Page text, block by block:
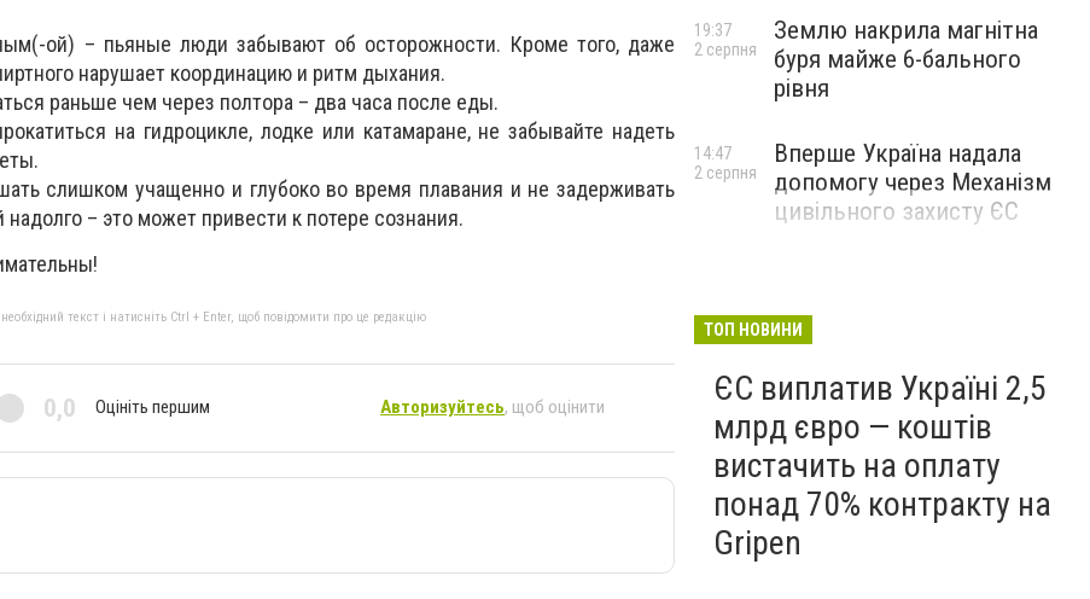
ой) – пьяные люди забывают об осторожности. Кроме того, даже
нарушает координацию и ритм дыхания.
раньше чем через полтора – два часа после еды.
на гидроцикле, лодке или катамаране, не забывайте надеть
слишком учащенно и глубоко во время плавания и не задерживать
– это может привести к потере сознания.
текст і натисніть Ctrl + Enter, щоб повідомити про це редакцію
0,0 Оцініть першим Авторизуйтесь, щоб оцінити
Землю накрила магнітна
буря майже 6-бального
рівня
19:37
2 серпня
Вперше Україна надала
допомогу через Механізм
цивільного захисту ЄС
14:47
2 серпня
ТОП НОВИНИ
ЄС виплатив Україні 2,5
млрд євро — коштів
вистачить на оплату
понад 70% контракту на
Gripen